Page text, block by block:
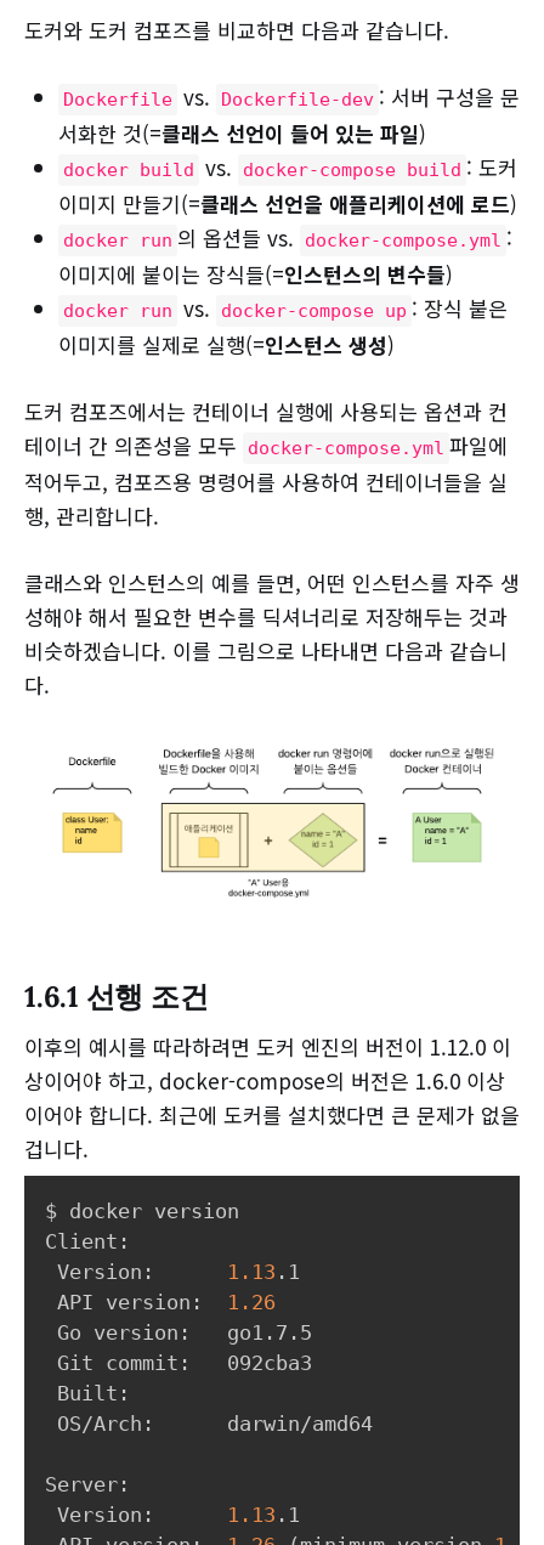
도커와 도커 컴포즈를 비교하면 다음과 같습니다.
Dockerfile vs. Dockerfile-dev : 서버 구성을 문
서화한 것(=클래스 선언이 들어 있는 파일)
docker build vs. docker-compose build : 도커
이미지 만들기(=클래스 선언을 애플리케이션에 로드)
docker run 의 옵션들 vs. docker-compose.yml :
이미지에 붙이는 장식들(=인스턴스의 변수들)
docker run vs. docker-compose up : 장식 붙은
이미지를 실제로 실행(=인스턴스 생성)
도커 컴포즈에서는 컨테이너 실행에 사용되는 옵션과 컨
테이너 간 의존성을 모두
docker-compose.yml 파일에
적어두고, 컴포즈용 명령어를 사용하여 컨테이너들을 실
행, 관리합니다.
클래스와 인스턴스의 예를 들면, 어떤 인스턴스를 자주 생
성해야 해서 필요한 변수를 딕셔너리로 저장해두는 것과
비슷하겠습니다. 이를 그림으로 나타내면 다음과 같습니
다.
1.6.1 선행 조건
이후의 예시를 따라하려면 도커 엔진의 버전이 1.12.0 이
상이어야 하고, docker-compose의 버전은 1.6.0 이상
이어야 합니다. 최근에 도커를 설치했다면 큰 문제가 없을
겁니다.
$ docker version
Client:
Version: 1.13 .1
API version: 1.26
Go version:   go1.7.5
Git commit:   092cba3
Built:
OS/Arch:      darwin/amd64
Server:
Version: 1.13 .1